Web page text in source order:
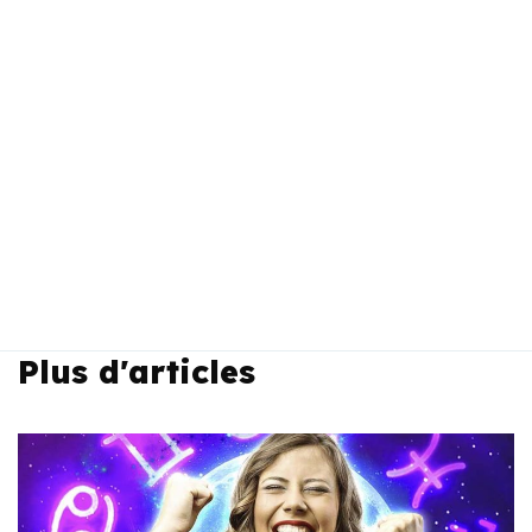
Plus d'articles